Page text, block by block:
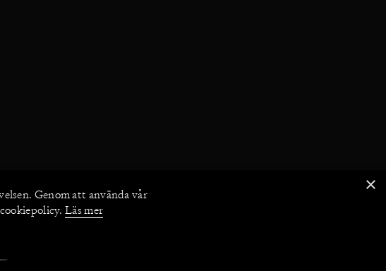
×
Genom att använda vår
Läs mer